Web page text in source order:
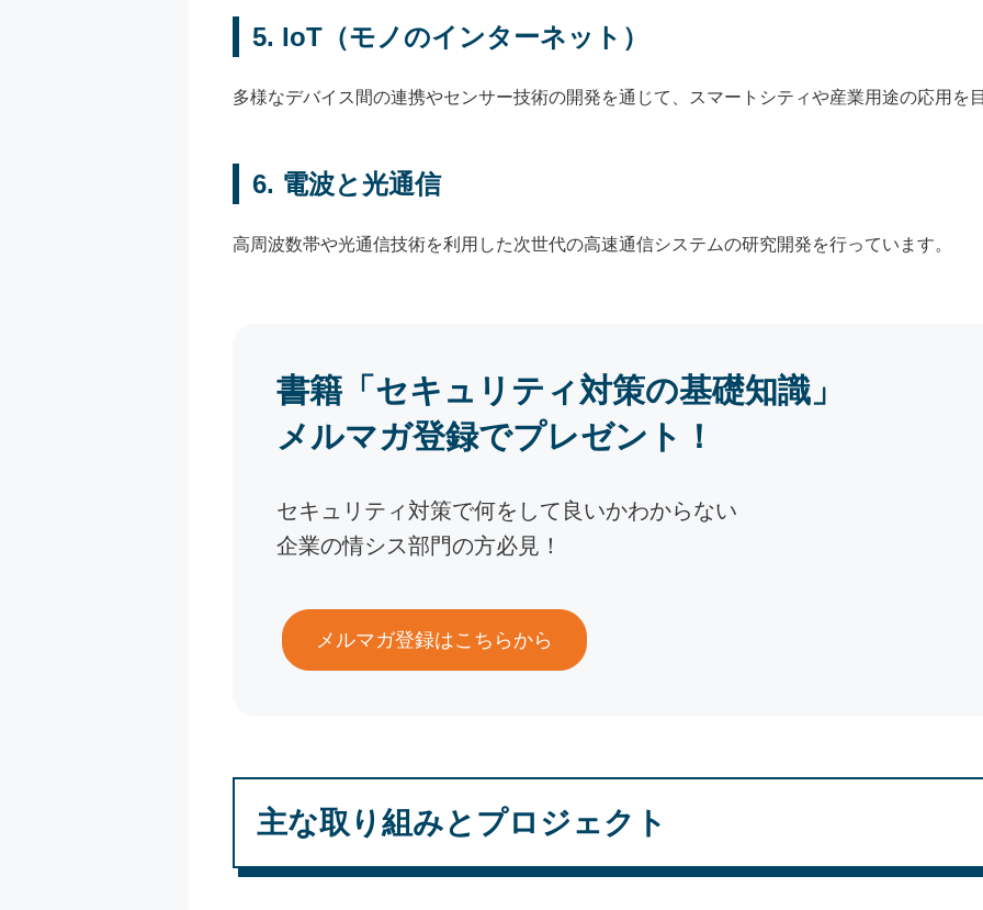
5. IoT（モノのインターネット）
多様なデバイス間の連携やセンサー技術の開発を通じて、スマートシティや産業用途の応用を
6. 電波と光通信
高周波数帯や光通信技術を利用した次世代の高速通信システムの研究開発を行っています。
書籍「セキュリティ対策の基礎知識」
メルマガ登録でプレゼント！
セキュリティ対策で何をして良いかわからない
企業の情シス部門の方必見！
メルマガ登録はこちらから
主な取り組みとプロジェクト